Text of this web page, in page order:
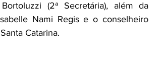
(2ª Secretária), além da
Nami Regis e o conselheiro
Catarina.